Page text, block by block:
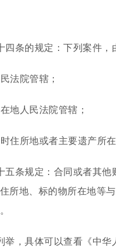
条的规定：下列案件，
法院管辖；
地人民法院管辖；
住所地或者主要遗产所
条规定：合同或者其
所地、标的物所在地等
，具体可以查看《中